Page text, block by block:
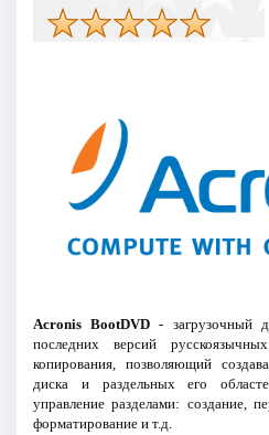
Acronis BootDVD - загрузочный
последних версий
копирования, позволяющий
диска и раздельных его
управление разделами: создание,
форматирование и т.д.